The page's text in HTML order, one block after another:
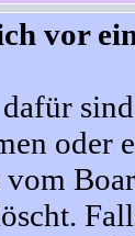
vor
oder